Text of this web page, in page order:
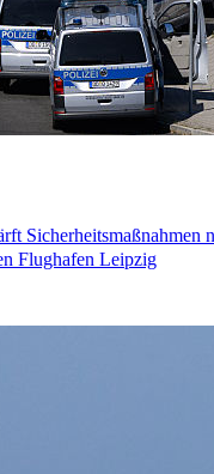
Sicherheitsmaßnahmen
Flughafen Leipzig